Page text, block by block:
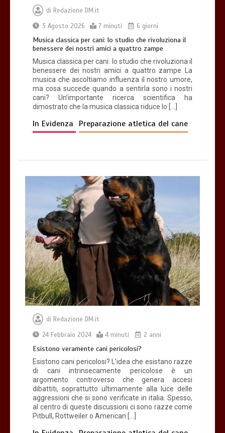
di Redazione DM.it
3 Agosto 2026
7 minuti 6 giorni
Musica classica per cani: lo studio che rivoluziona il
benessere dei nostri amici a quattro zampe
Musica classica per cani: lo studio che rivoluziona il
benessere dei nostri amici a quattro zampe La
musica che ascoltiamo influenza il nostro umore,
ma cosa succede quando a sentirla sono i nostri
cani? Un’importante ricerca scientifica ha
dimostrato che la musica classica riduce lo […]
In Evidenza Preparazione atletica del cane
di Redazione DM.it
24 Febbraio 2024
4 minuti 2 anni
Esistono veramente cani pericolosi?
Esistono cani pericolosi? L’idea che esistano razze
di cani intrinsecamente pericolose è un
argomento controverso che genera accesi
dibattiti, soprattutto ultimamente alla luce delle
aggressioni che si sono verificate in italia. Spesso,
al centro di queste discussioni ci sono razze come
Pitbull, Rottweiler o American […]